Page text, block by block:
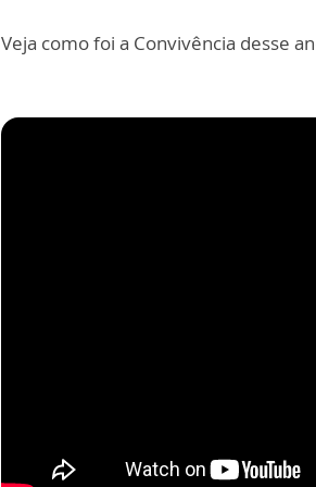
Veja como foi a Convivência desse